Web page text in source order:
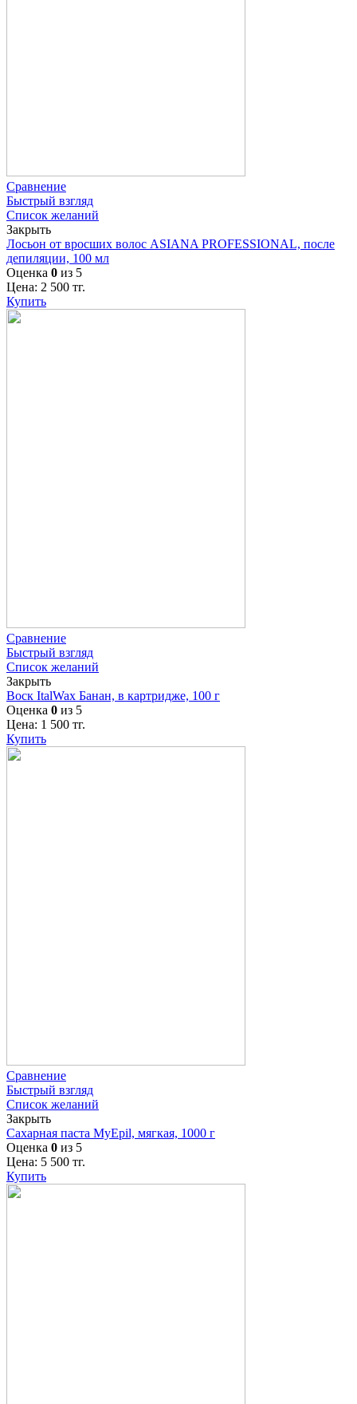
Сравнение
Быстрый взгляд
Список желаний
Закрыть
Лосьон от вросших волос ASIANA PROFESSIONAL, после
депиляции, 100 мл
Оценка 0 из 5
Цена: 2 500 тг.
Купить
Сравнение
Быстрый взгляд
Список желаний
Закрыть
Воск ItalWax Банан, в картридже, 100 г
Оценка 0 из 5
Цена: 1 500 тг.
Купить
Сравнение
Быстрый взгляд
Список желаний
Закрыть
Сахарная паста MyEpil, мягкая, 1000 г
Оценка 0 из 5
Цена: 5 500 тг.
Купить